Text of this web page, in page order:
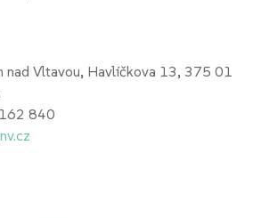
nad Vltavou, Havlíčkova 13, 375 01
840